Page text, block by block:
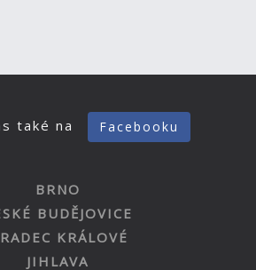
také na Facebooku
BRNO
BUDĚJOVICE
KRÁLOVÉ
JIHLAVA